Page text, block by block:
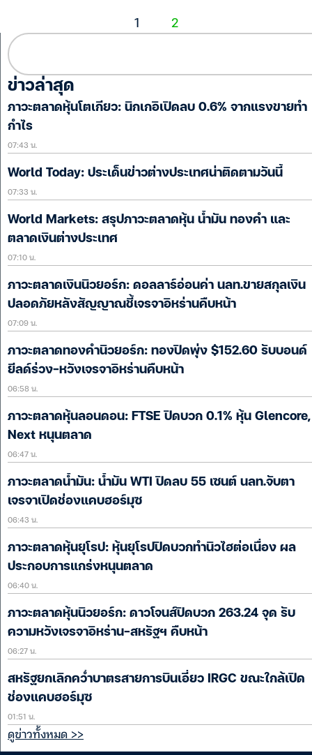
1 2
ข่าวล่าสุด
ภาวะตลาดหุ้นโตเกียว: นิกเกอิเปิดลบ 0.6% จากแรงขายทำ
กำไร
07:43 น.
World Today: ประเด็นข่าวต่างประเทศน่าติดตามวันนี้
07:33 น.
World Markets: สรุปภาวะตลาดหุ้น น้ำมัน ทองคำ และ
ตลาดเงินต่างประเทศ
07:10 น.
ภาวะตลาดเงินนิวยอร์ก: ดอลลาร์อ่อนค่า นลท.ขายสกุลเงิน
ปลอดภัยหลังสัญญาณชี้เจรจาอิหร่านคืบหน้า
07:09 น.
ภาวะตลาดทองคำนิวยอร์ก: ทองปิดพุ่ง $152.60 รับบอนด์
ยีลด์ร่วง-หวังเจรจาอิหร่านคืบหน้า
06:58 น.
ภาวะตลาดหุ้นลอนดอน: FTSE ปิดบวก 0.1% หุ้น Glencore,
Next หนุนตลาด
06:47 น.
ภาวะตลาดน้ำมัน: น้ำมัน WTI ปิดลบ 55 เซนต์ นลท.จับตา
เจรจาเปิดช่องแคบฮอร์มุซ
06:43 น.
ภาวะตลาดหุ้นยุโรป: หุ้นยุโรปปิดบวกทำนิวไฮต่อเนื่อง ผล
ประกอบการแกร่งหนุนตลาด
06:40 น.
ภาวะตลาดหุ้นนิวยอร์ก: ดาวโจนส์ปิดบวก 263.24 จุด รับ
ความหวังเจรจาอิหร่าน-สหรัฐฯ คืบหน้า
06:27 น.
สหรัฐยกเลิกคว่ำบาตรสายการบินเอี่ยว IRGC ขณะใกล้เปิด
ช่องแคบฮอร์มุซ
01:51 น.
ดูข่าวทั้งหมด >>